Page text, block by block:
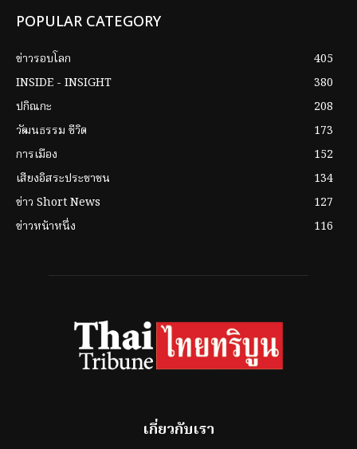
POPULAR CATEGORY
ข่าวรอบโลก
405
INSIDE - INSIGHT
380
ปกิณกะ
208
วัฒนธรรม ชีวิต
173
การเมือง
152
เสียงอิสระประชาชน
134
ข่าว Short News
127
ข่าวหน้าหนึ่ง
116
เกี่ยวกับเรา